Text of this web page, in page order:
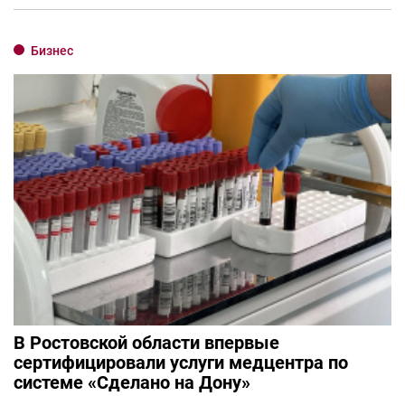
Бизнес
В Ростовской области впервые
сертифицировали услуги медцентра по
системе «Сделано на Дону»